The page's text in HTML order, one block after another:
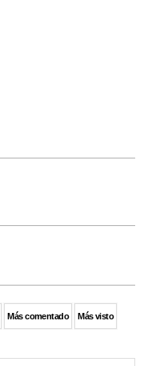
Más comentado Más visto